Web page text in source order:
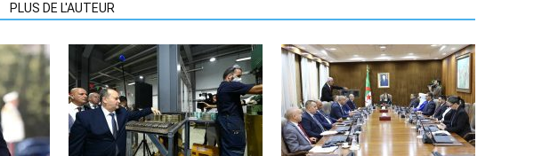
PLUS DE L'AUTEUR